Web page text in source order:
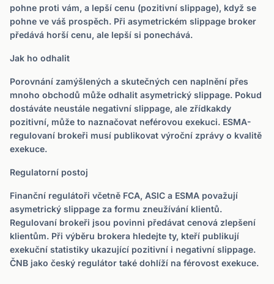
pohne proti vám, a lepší cenu (pozitivní slippage), když se
pohne ve váš prospěch. Při asymetrickém slippage broker
předává horší cenu, ale lepší si ponechává.
Jak ho odhalit
Porovnání zamýšlených a skutečných cen naplnění přes
mnoho obchodů může odhalit asymetrický slippage. Pokud
dostáváte neustále negativní slippage, ale zřídkakdy
pozitivní, může to naznačovat neférovou exekuci. ESMA-
regulovaní brokeři musí publikovat výroční zprávy o kvalitě
exekuce.
Regulatorní postoj
Finanční regulátoři včetně FCA, ASIC a ESMA považují
asymetrický slippage za formu zneužívání klientů.
Regulovaní brokeři jsou povinni předávat cenová zlepšení
klientům. Při výběru brokera hledejte ty, kteří publikují
exekuční statistiky ukazující pozitivní i negativní slippage.
ČNB jako český regulátor také dohlíží na férovost exekuce.